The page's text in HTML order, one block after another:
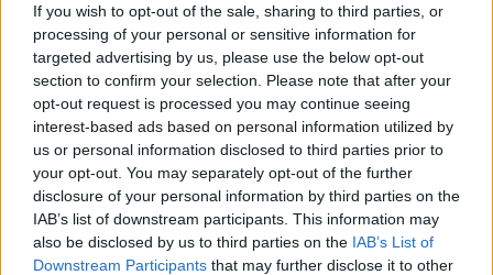
If you wish to opt-out of the sale, sharing to third parties, or
processing of your personal or sensitive information for
targeted advertising by us, please use the below opt-out
section to confirm your selection. Please note that after your
opt-out request is processed you may continue seeing
interest-based ads based on personal information utilized by
us or personal information disclosed to third parties prior to
your opt-out. You may separately opt-out of the further
disclosure of your personal information by third parties on the
IAB’s list of downstream participants. This information may
also be disclosed by us to third parties on the IAB’s List of
Downstream Participants that may further disclose it to other
La ATP Cup fue la primera competición que ganamos
como equipo. La Copa Davis es más histórica ahora
mismo. No sé que es lo que pasará más adelante, pero
para mí ambos trofeos son igual de buenos. Estoy muy
contento de que Rusia haya podido ganarlos este año."
Rublev: "Las competiciones por equipos son siempre
especiales. Aquí en la Copa Davis o en los Juegos